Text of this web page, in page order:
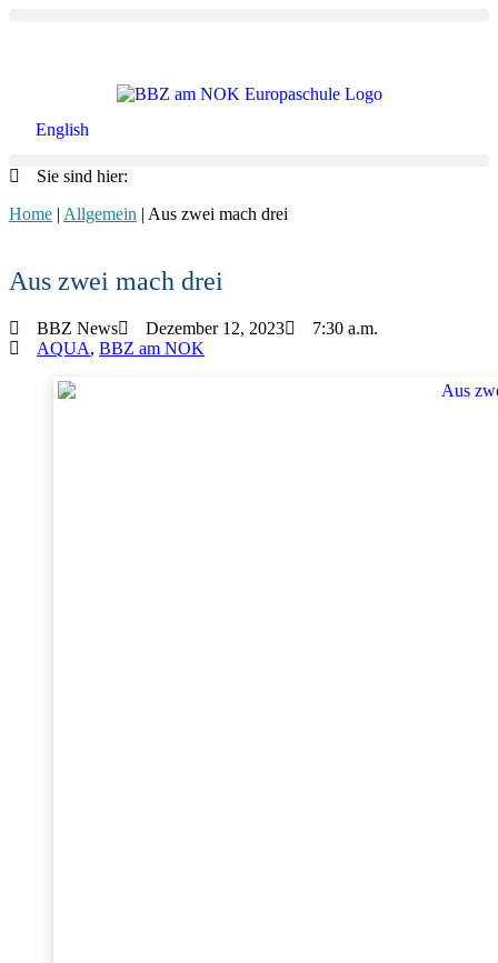
English
Sie sind hier:
Home | Allgemein | Aus zwei mach drei
Aus zwei mach drei
BBZ News Dezember 12, 2023
7:30 a.m.
AQUA, BBZ am NOK